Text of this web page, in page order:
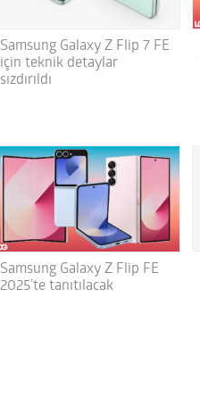
Samsung Galaxy Z Flip 7 FE
için teknik detaylar
sızdırıldı
Samsung Galaxy Z Flip FE
2025’te tanıtılacak